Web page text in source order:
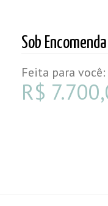
Sob Encomenda
Feita para você:
R$